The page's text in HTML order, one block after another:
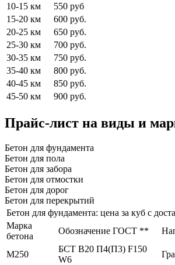
10-15 км
550 руб
15-20 км
600 руб.
20-25 км
650 руб.
25-30 км
700 руб.
30-35 км
750 руб.
35-40 км
800 руб.
40-45 км
850 руб.
45-50 км
900 руб.
Прайс-лист на виды и
Бетон для фундамента
Бетон для пола
Бетон для забора
Бетон для отмостки
Бетон для дорог
Бетон для перекрытий
Бетон для фундамента: цена за куб с
Марка
бетона
Обозначение ГОСТ **
М250
БСТ В20 П4(П3) F150
W6